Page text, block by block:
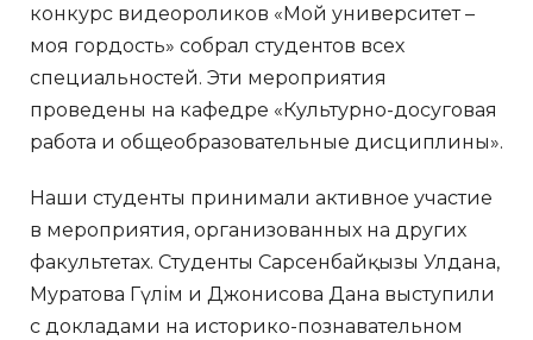
конкурс видеороликов «Мой университет –
моя гордость» собрал студентов всех
специальностей. Эти мероприятия
проведены на кафедре «Культурно-досуговая
работа и общеобразовательные дисциплины».
Наши студенты принимали активное участие
в мероприятия, организованных на других
факультетах. Студенты Сарсенбайқызы Улдана,
Муратова Гүлім и Джонисова Дана выступили
с докладами на историко-познавательном